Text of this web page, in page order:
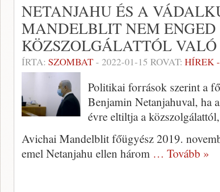
NETANJAHU ÉS A
MANDELBLIT NEM
KÖZSZOLGÁLATTÓL
ÍRTA: SZOMBAT- 2022-01-15 ROVAT: HÍREK
Politikai források szerint a
Benjamin Netanjahuval, ha
évre eltiltja a
Avichai Mandelblit főügyész 2019.
emel Netanjahu ellen három … Tovább »